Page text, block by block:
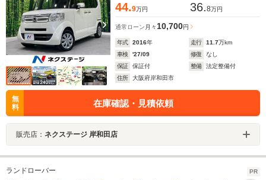
44.9万円 36.8万円
通常ローン 月々10,700円
年式 2016年 走行 11.7万km
車検
'27/09 修復
なし
保証
保証付 整備
法定整備付
住所
大阪府岸和田市
無
料
在庫確認・見積依頼
販売店： ネクステージ 岸和田店
ランドローバー PR